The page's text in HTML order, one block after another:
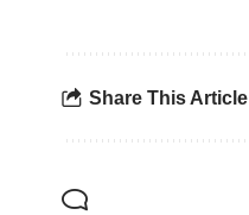
Share This Article